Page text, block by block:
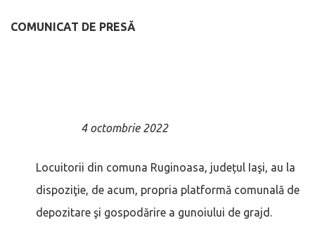
COMUNICAT DE PRESĂ
4 octombrie 2022
Locuitorii din comuna Ruginoasa, județul Iaşi, au la
dispoziţie, de acum, propria platformă comunală de
depozitare şi gospodărire a gunoiului de grajd.